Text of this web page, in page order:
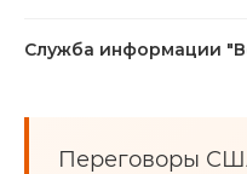
Служба информации
Переговоры